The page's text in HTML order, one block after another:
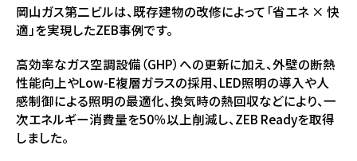
岡山ガス第二ビルは、既存建物の改修によって「省エネ × 快
適」を実現したZEB事例です。
高効率なガス空調設備（GHP）への更新に加え、外壁の断熱
性能向上やLow-E複層ガラスの採用、LED照明の導入や人
感制御による照明の最適化、換気時の熱回収などにより、一
次エネルギー消費量を50％以上削減し、ZEB Readyを取得
しました。